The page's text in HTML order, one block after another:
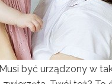
być urządzony w